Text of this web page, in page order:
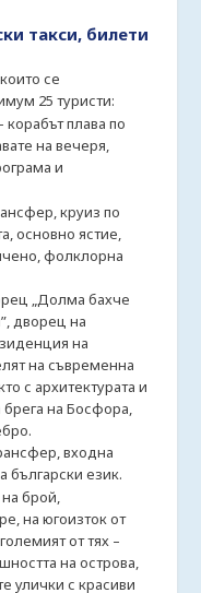
такси, билети
се
25 туристи:
плава по
на вечеря,
и
круиз по
основно ястие,
фолклорна
„Долма бахче
дворец на
на
на съвременна
с архитектурата и
на Босфора,
входна
български език.
брой,
на югоизток от
от тях –
на острова,
улички с красиви